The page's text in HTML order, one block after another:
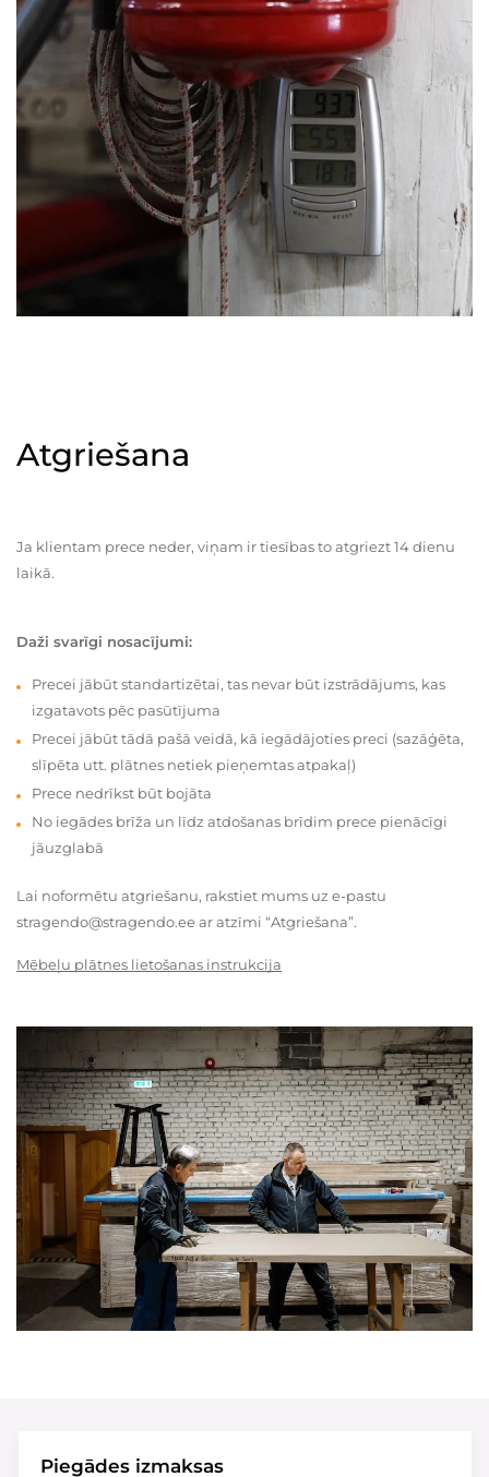
Atgriešana
Ja klientam prece neder, viņam ir tiesības to atgriezt 14 dienu
laikā.
Daži svarīgi nosacījumi:
Precei jābūt standartizētai, tas nevar būt izstrādājums, kas
izgatavots pēc pasūtījuma
Precei jābūt tādā pašā veidā, kā iegādājoties preci (sazāģēta,
slīpēta utt. plātnes netiek pieņemtas atpakaļ)
Prece nedrīkst būt bojāta
No iegādes brīža un līdz atdošanas brīdim prece pienācīgi
jāuzglabā
Lai noformētu atgriešanu, rakstiet mums uz e-pastu
stragendo@stragendo.ee ar atzīmi “Atgriešana”.
Mēbeļu plātnes lietošanas instrukcija
Piegādes izmaksas